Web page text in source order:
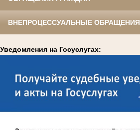
ВНЕПРОЦЕССУАЛЬНЫЕ ОБРАЩЕНИЯ
Уведомления на Госуслугах: